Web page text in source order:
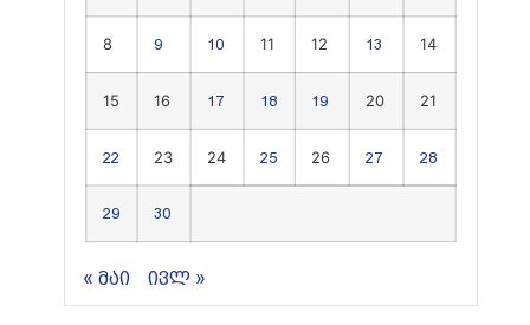
8 9 10 11 12 13 14
15 16 17 18 19 20 21
22 23 24 25 26 27 28
29 30
« მაი ივლ »